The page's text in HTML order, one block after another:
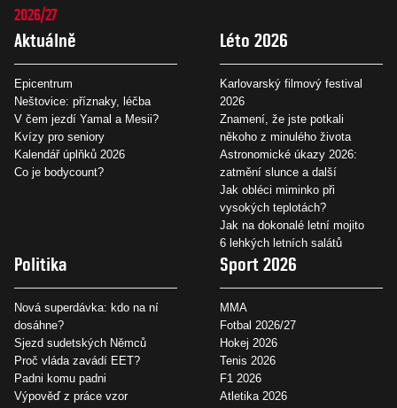
2026/27
Aktuálně
Epicentrum
Neštovice: příznaky, léčba
V čem jezdí Yamal a Mesii?
Kvízy pro seniory
Kalendář úplňků 2026
Co je bodycount?
Léto 2026
Karlovarský filmový festival
2026
Znamení, že jste potkali
někoho z minulého života
Astronomické úkazy 2026:
zatmění slunce a další
Jak obléci miminko při
vysokých teplotách?
Jak na dokonalé letní mojito
6 lehkých letních salátů
Politika
Nová superdávka: kdo na ní
dosáhne?
Sjezd sudetských Němců
Proč vláda zavádí EET?
Padni komu padni
Výpověď z práce vzor
Sport 2026
MMA
Fotbal 2026/27
Hokej 2026
Tenis 2026
F1 2026
Atletika 2026